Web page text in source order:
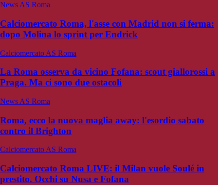
News AS Roma
Calciomercato Roma, l'asse con Madrid non si ferma:
dopo Molina lo sprint per Endrick
Calciomercato AS Roma
La Roma osserva da vicino Fofana: scout giallorossi a
Praga. Ma ci sono due ostacoli
News AS Roma
Roma, ecco la nuova maglia away: l'esordio sabato
contro il Brighton
Calciomercato AS Roma
Calciomercato Roma LIVE: il Milan vuole Soulé in
prestito. Occhi su Nusa e Fofana